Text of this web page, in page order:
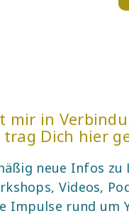
mir in
Dich hier
neue Infos zu
Videos,
Impulse rund um